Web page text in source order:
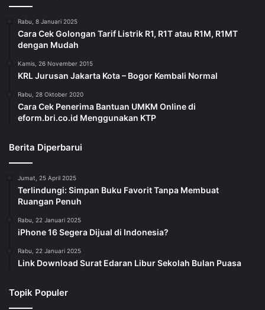
Rabu, 8 Januari 2025
Cara Cek Golongan Tarif Listrik R1, R1T atau R1M, R1MT
dengan Mudah
Kamis, 26 November 2015
KRL Jurusan Jakarta Kota – Bogor Kembali Normal
Rabu, 28 Oktober 2020
Cara Cek Penerima Bantuan UMKM Online di
eform.bri.co.id Menggunakan KTP
Berita Diperbarui
Jumat, 25 April 2025
Terlindungi: Simpan Buku Favorit Tanpa Membuat
Ruangan Penuh
Rabu, 22 Januari 2025
iPhone 16 Segera Dijual di Indonesia?
Rabu, 22 Januari 2025
Link Download Surat Edaran Libur Sekolah Bulan Puasa
Topik Populer